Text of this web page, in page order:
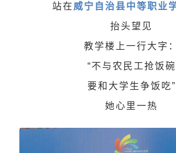
站在 威宁自治县中等职业
抬头望见
教学楼上一行大字：
“不与农民工抢饭碗
要和大学生争饭吃”
她心里一热